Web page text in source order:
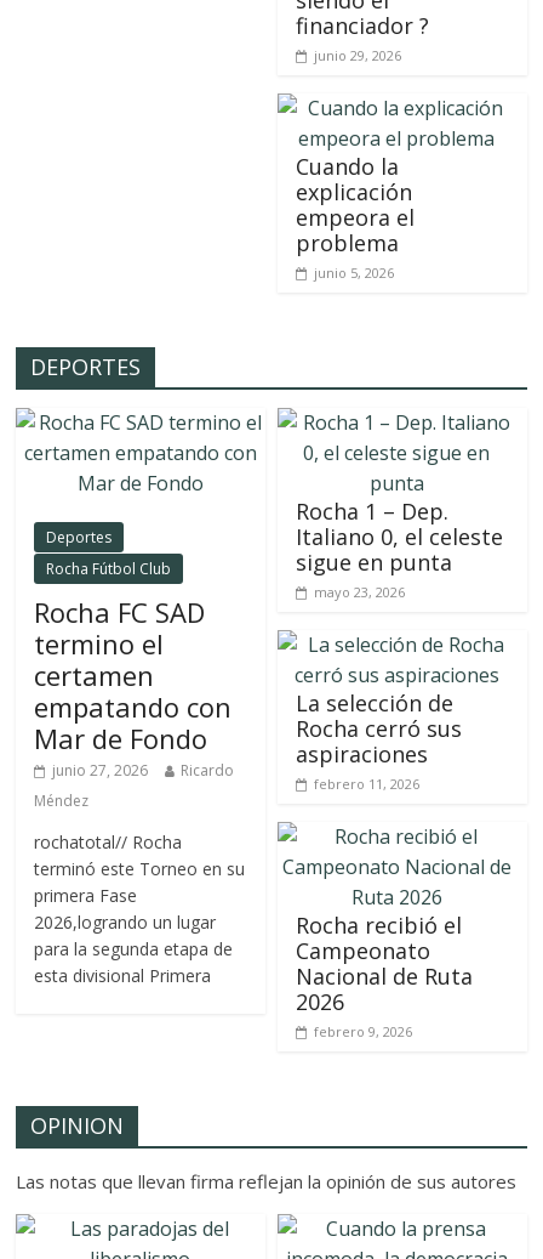
financiador ?
junio 29, 2026
Cuando la
explicación
empeora el
problema
junio 5, 2026
DEPORTES
Deportes
Rocha Fútbol Club
Rocha FC SAD
termino el
certamen
empatando con
Mar de Fondo
junio 27, 2026
Ricardo
Méndez
rochatotal// Rocha
terminó este Torneo en su
primera Fase
2026,logrando un lugar
para la segunda etapa de
esta divisional Primera
Rocha 1 – Dep.
Italiano 0, el celeste
sigue en punta
mayo 23, 2026
La selección de
Rocha cerró sus
aspiraciones
febrero 11, 2026
Rocha recibió el
Campeonato
Nacional de Ruta
2026
febrero 9, 2026
OPINION
Las notas que llevan firma reflejan la opinión de sus autores